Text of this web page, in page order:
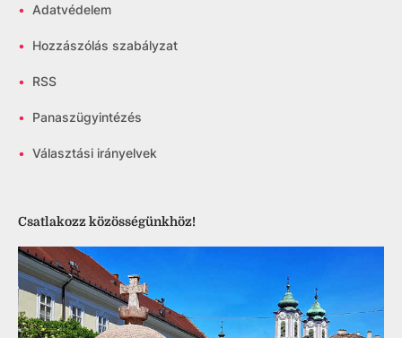
• Adatvédelem
• Hozzászólás szabályzat
• RSS
• Panaszügyintézés
• Választási irányelvek
Csatlakozz közösségünkhöz!